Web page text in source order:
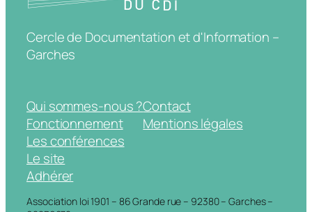
Cercle de Documentation et d'Information –
Garches
Qui sommes-nous ?
Fonctionnement
Les conférences
Le site
Adhérer
Contact
Mentions légales
Association loi 1901 – 86 Grande rue – 92380 – Garches –